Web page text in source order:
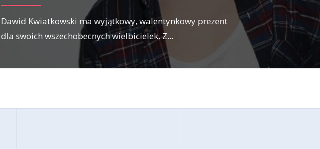
Dawid Kwiatkowski ma wyjątkowy, walentynkowy prezent
dla swoich wszechobecnych wielbicielek. Z...